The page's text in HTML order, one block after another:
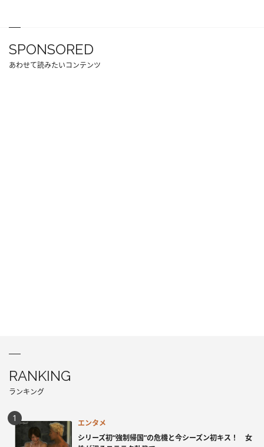
SPONSORED
あわせて読みたいコンテンツ
RANKING
ランキング
エンタメ
シリーズ初“強制帰国”の危機と今シーズン初キス！ 女